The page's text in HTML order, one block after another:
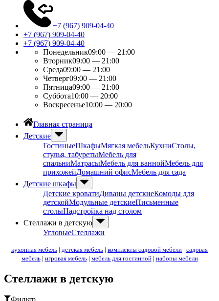
+7 (967) 909-04-40
+7 (967) 909-04-40
+7 (967) 909-04-40
Понедельник09:00 — 21:00
Вторник09:00 — 21:00
Среда09:00 — 21:00
Четверг09:00 — 21:00
Пятница09:00 — 21:00
Суббота10:00 — 20:00
Воскресенье10:00 — 20:00
Главная страница
Детские
ГостиныеШкафыМягкая мебельКухниСтолы,
стулья, табуретыМебель для
спальниМатрасыМебель для ваннойМебель для
прихожейДомашний офисМебель для сада
Детские шкафы
Детские кроватиДиваны детскиеКомоды для
детскойМодульные детскиеПисьменные
столыНадстройка над столом
Стеллажи в детскую
УгловыеСтеллажи
кухонная мебель | детская мебель | комплекты садовой мебели | садовая
мебель| игровая мебель| мебель для гостинной| наборы мебели
Стеллажи в детскую
Фильтр